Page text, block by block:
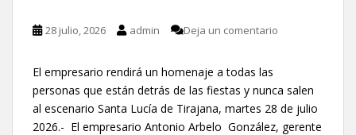
28 julio, 2026 admin Deja un comentario
El empresario rendirá un homenaje a todas las
personas que están detrás de las fiestas y nunca salen
al escenario Santa Lucía de Tirajana, martes 28 de julio
2026.- El empresario Antonio Arbelo González, gerente